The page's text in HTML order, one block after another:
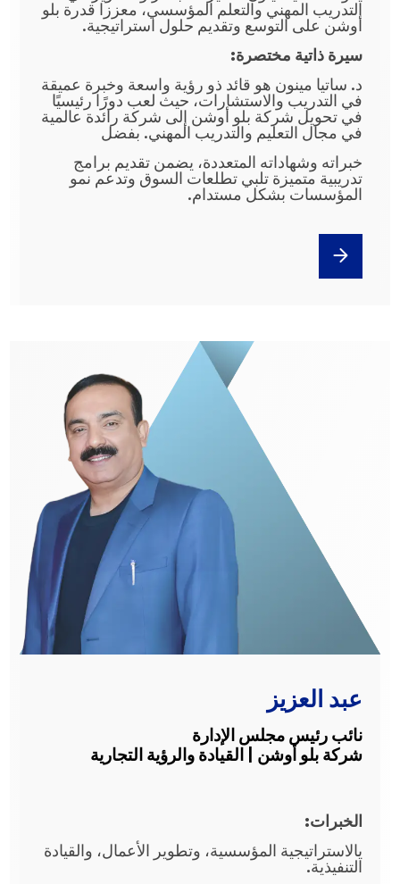
التدريب المهني والتعلم المؤسسي، معززا قدرة بلو
أوشن على التوسع وتقديم حلول استراتيجية.
سيرة ذاتية مختصرة:
د. ساتيا مينون هو قائد ذو رؤية واسعة وخبرة عميقة
في التدريب والاستشارات، حيث لعب دورًا رئيسيًا
في تحويل شركة بلو أوشن إلى شركة رائدة عالمية
في مجال التعليم والتدريب المهني. بفضل
خبراته وشهاداته المتعددة، يضمن تقديم برامج
تدريبية متميزة تلبي تطلعات السوق وتدعم نمو
المؤسسات بشكل مستدام.
عبد العزيز
نائب رئيس مجلس الإدارة
شركة بلو أوشن | القيادة والرؤية التجارية
الخبرات:
يالاستراتيجية المؤسسية، وتطوير الأعمال، والقيادة
التنفيذية.